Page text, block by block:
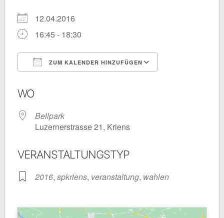
12.04.2016
16:45 - 18:30
ZUM KALENDER HINZUFÜGEN
WO
Bellpark
Luzernerstrasse 21, Kriens
VERANSTALTUNGSTYP
2016, spkriens, veranstaltung, wahlen